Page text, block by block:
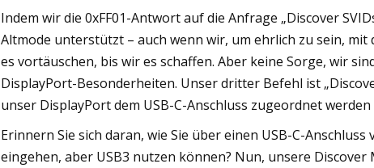
Indem wir die 0xFF01-Antwort auf die Anfrage „Discover
Altmode unterstützt – auch wenn wir, um ehrlich zu sein,
es vortäuschen, bis wir es schaffen. Aber keine Sorge, wir
DisplayPort-Besonderheiten. Unser dritter Befehl ist
unser DisplayPort dem USB-C-Anschluss zugeordnet werden
Erinnern Sie sich daran, wie Sie über einen USB-C-
eingehen, aber USB3 nutzen können? Nun, unsere